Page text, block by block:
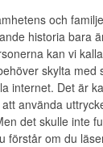
och
historia bara
kan vi
skylta med
internet. Det är
använda
det skulle inte
förstår om du